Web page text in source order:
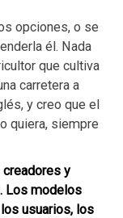
opciones, o se
él. Nada
que cultiva
carretera a
y creo que el
quiera, siempre
y
Los modelos
usuarios, los